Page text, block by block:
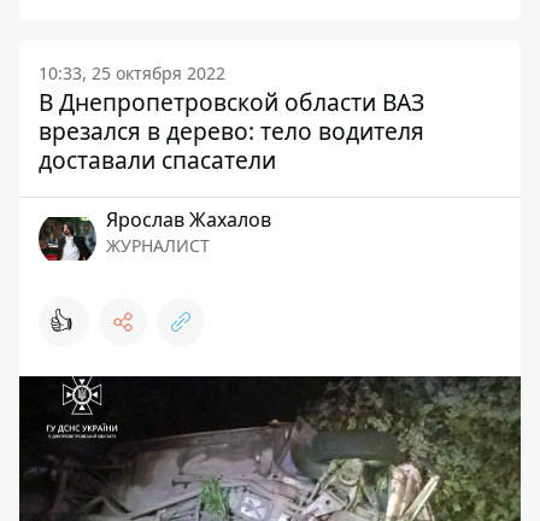
10:33, 25 октября 2022
В Днепропетровской области ВАЗ
врезался в дерево: тело водителя
доставали спасатели
Ярослав Жахалов
ЖУРНАЛИСТ
👍